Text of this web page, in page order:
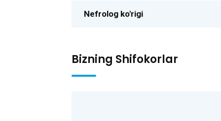
Nefrolog ko'rigi
Bizning Shifokorlar